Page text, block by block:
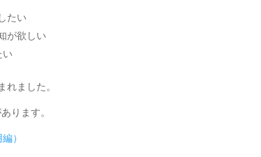
たい
が欲しい
い
ました。
ります。
）